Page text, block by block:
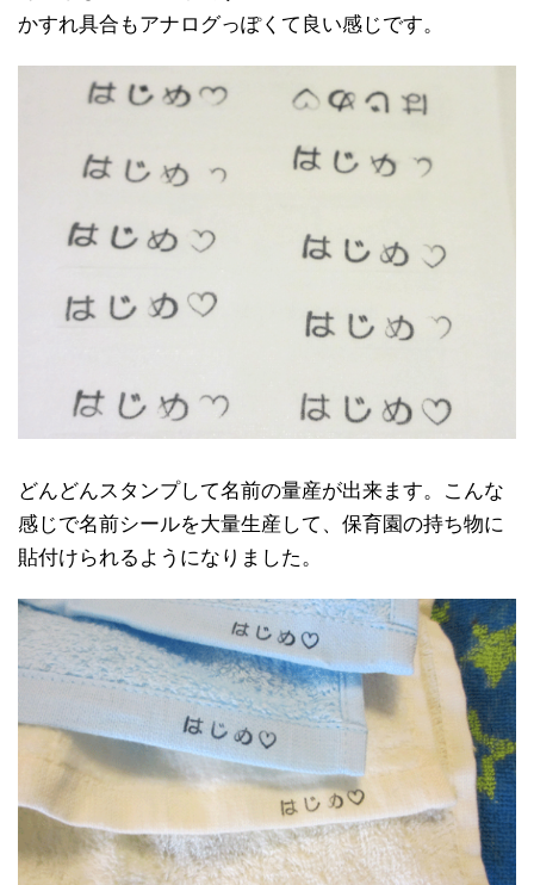
かすれ具合もアナログっぽくて良い感じです。
どんどんスタンプして名前の量産が出来ます。こんな
感じで名前シールを大量生産して、保育園の持ち物に
貼付けられるようになりました。